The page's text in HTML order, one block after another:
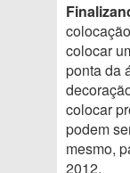
colocar
ponta da
colocar
podem
mesmo,
2012.